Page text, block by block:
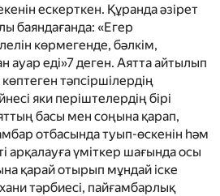
ескерткен. Құранда әзірет
баяндағанда: «Егер
көрмегенде, бәлкім,
ауар еді»7деген. Аятта айтылып
тәпсіршілердің
яки періштелердің бірі
басы мен соңына қарап,
отбасында туып-өскенін һәм
арқалауға үміткер шағында осы
қарай отырып мұндай іске
тәрбиесі, пайғамбарлық